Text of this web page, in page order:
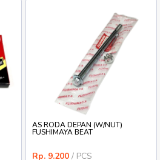
AS RODA DEPAN (W/NUT)
FUSHIMAYA BEAT
Rp. 9.200 / PCS